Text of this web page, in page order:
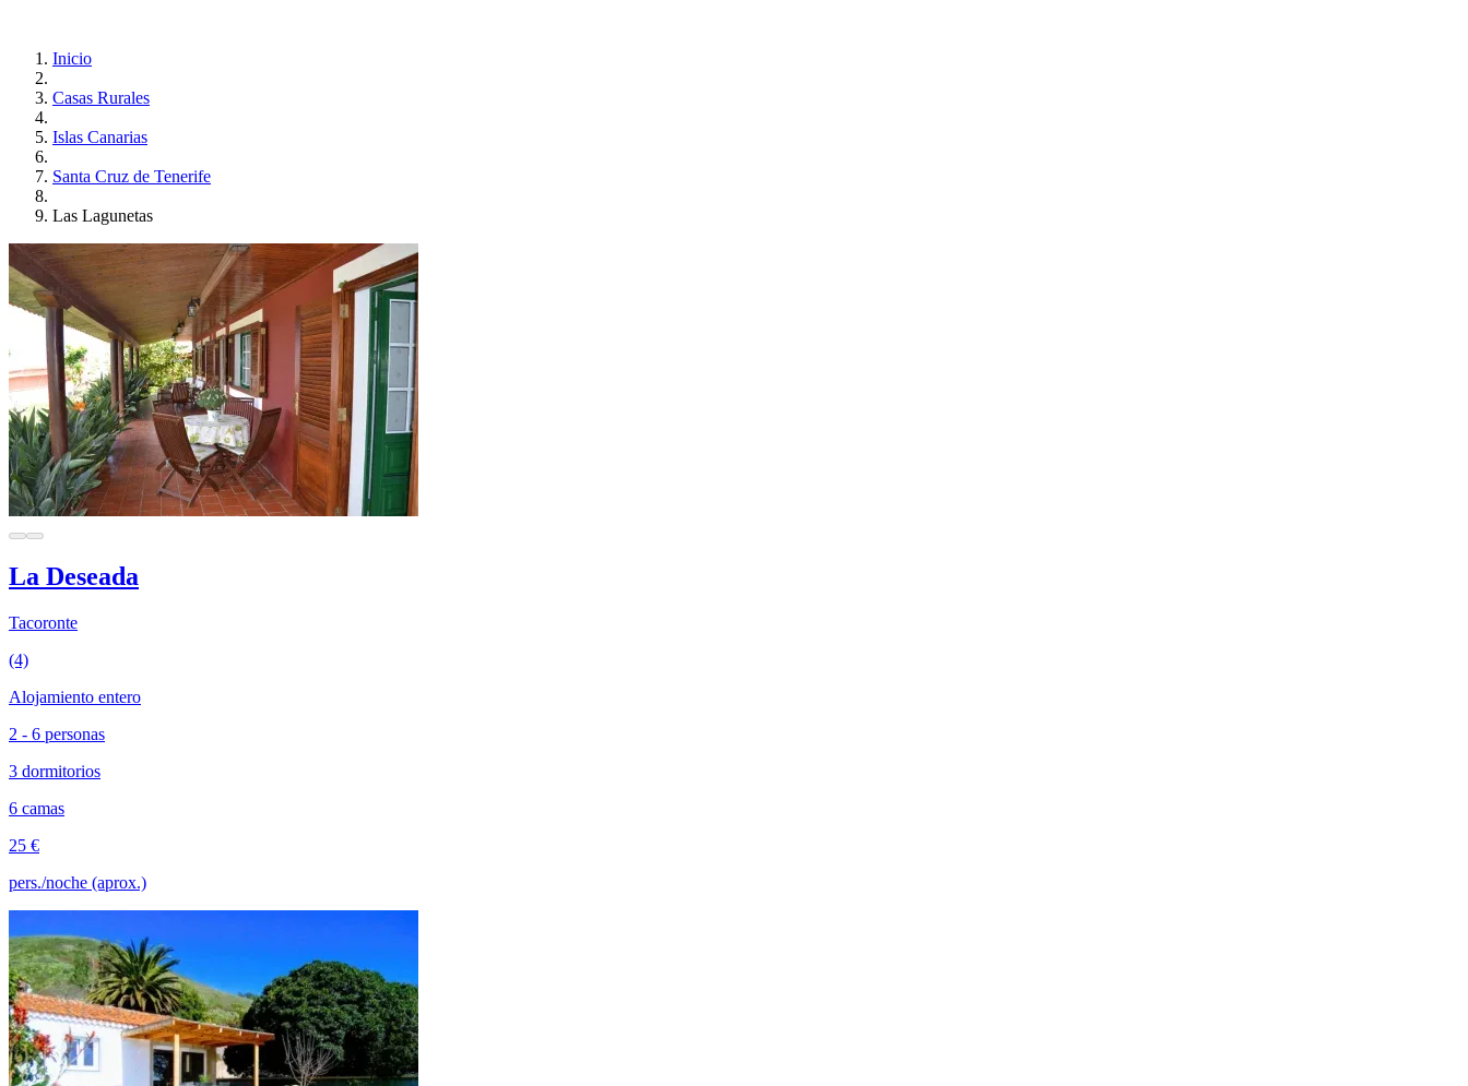
Inicio
Casas Rurales
Islas Canarias
Santa Cruz de Tenerife
Las Lagunetas
La Deseada
Tacoronte
(4)
Alojamiento entero
2 - 6 personas
3 dormitorios
6 camas
25 €
pers./noche (aprox.)